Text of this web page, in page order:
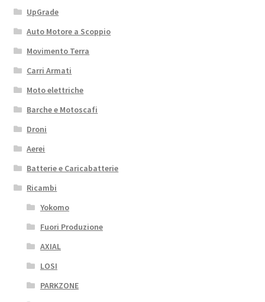
UpGrade
Auto Motore a Scoppio
Movimento Terra
Carri Armati
Moto elettriche
Barche e Motoscafi
Droni
Aerei
Batterie e Caricabatterie
Ricambi
Yokomo
Fuori Produzione
AXIAL
LOSI
PARKZONE